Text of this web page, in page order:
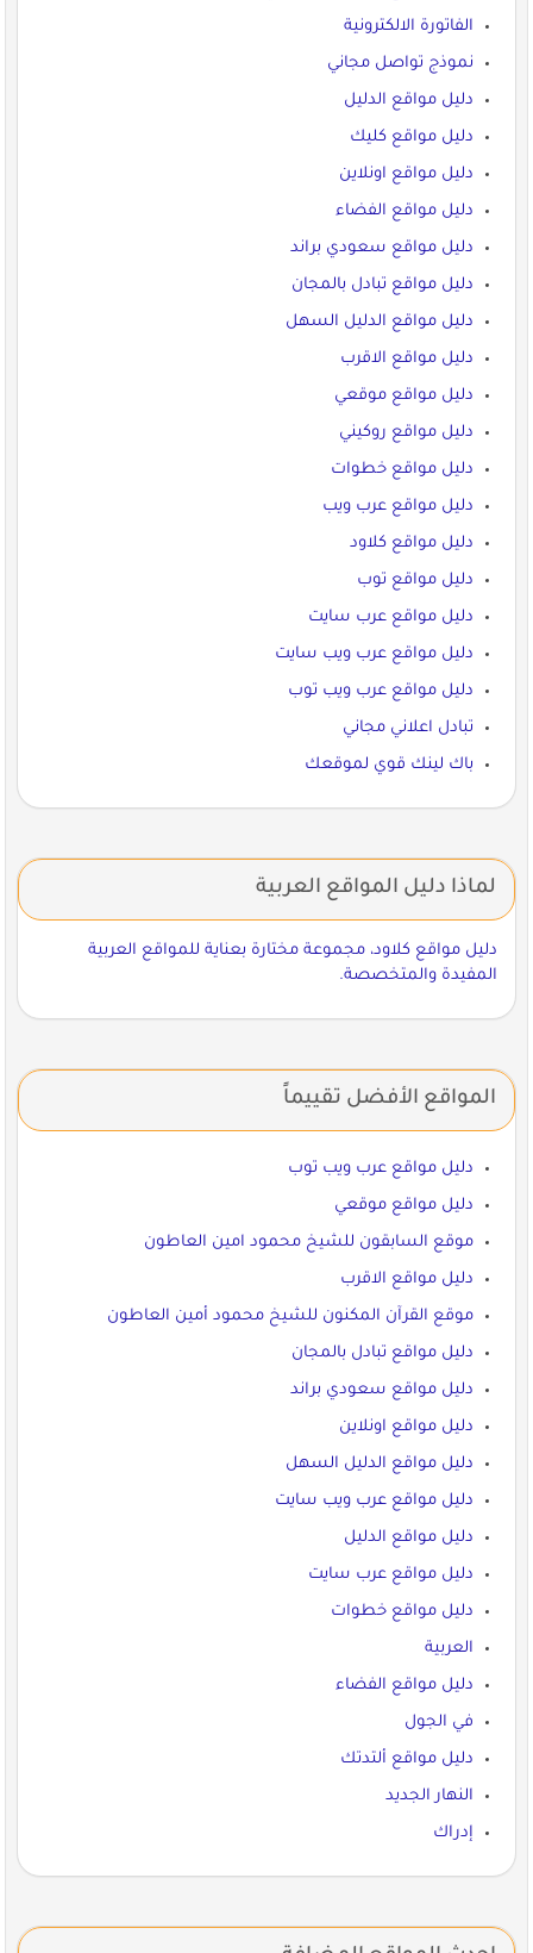
الفاتورة الالكترونية
نموذج تواصل مجاني
دليل مواقع الدليل
دليل مواقع كليك
دليل مواقع اونلاين
دليل مواقع الفضاء
دليل مواقع سعودي براند
دليل مواقع تبادل بالمجان
دليل مواقع الدليل السهل
دليل مواقع الاقرب
دليل مواقع موقعي
دليل مواقع روكيني
دليل مواقع خطوات
دليل مواقع عرب ويب
دليل مواقع كلاود
دليل مواقع توب
دليل مواقع عرب سايت
دليل مواقع عرب ويب سايت
دليل مواقع عرب ويب توب
تبادل اعلاني مجاني
باك لينك قوي لموقعك
لماذا دليل المواقع العربية
دليل مواقع كلاود، مجموعة مختارة بعناية للمواقع العربية
المفيدة والمتخصصة.
المواقع الأفضل تقييماً
دليل مواقع عرب ويب توب
دليل مواقع موقعي
موقع السابقون للشيخ محمود امين العاطون
دليل مواقع الاقرب
موقع القرآن المكنون للشيخ محمود أمين العاطون
دليل مواقع تبادل بالمجان
دليل مواقع سعودي براند
دليل مواقع اونلاين
دليل مواقع الدليل السهل
دليل مواقع عرب ويب سايت
دليل مواقع الدليل
دليل مواقع عرب سايت
دليل مواقع خطوات
العربية
دليل مواقع الفضاء
في الجول
دليل مواقع ألتدتك
النهار الجديد
إدراك